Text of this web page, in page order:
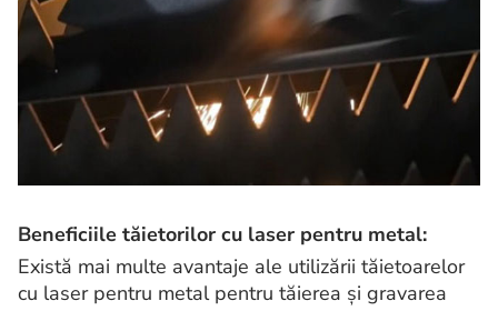
Beneficiile tăietorilor cu laser pentru metal:
Există mai multe avantaje ale utilizării tăietoarelor
cu laser pentru metal pentru tăierea și gravarea